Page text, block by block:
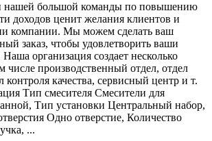
нашей большой команды по повышению
доходов ценит желания клиентов и
компании. Мы можем сделать ваш
заказ, чтобы удовлетворить ваши
организация создает несколько
числе производственный отдел, отдел
контроля качества, сервисный центр и т.
Тип смесителя Смесители для
Тип установки Центральный набор,
Одно отверстие, Количество
...